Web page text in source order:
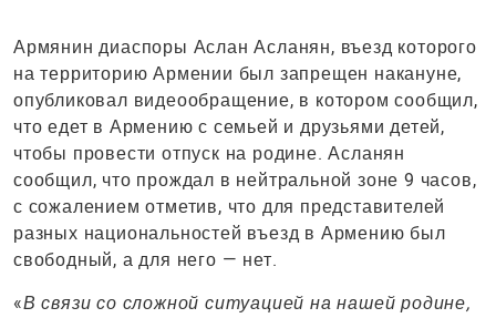
Армянин диаспоры Аслан Асланян, въезд которого
на территорию Армении был запрещен накануне,
опубликовал видеообращение, в котором сообщил,
что едет в Армению с семьей и друзьями детей,
чтобы провести отпуск на родине. Асланян
сообщил, что прождал в нейтральной зоне 9 часов,
с сожалением отметив, что для представителей
разных национальностей въезд в Армению был
свободный, а для него — нет.
«В связи со сложной ситуацией на нашей родине,